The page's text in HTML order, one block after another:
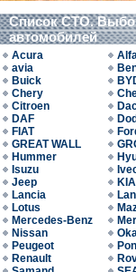
Список СТО.
автомобилей
Acura
avia
Buick
Chery
Citroen
DAF
FIAT
GREAT WALL
Hummer
Isuzu
Jeep
KIA
Lancia
Lotus
Mercedes-Benz
Nissan
Peugeot
Renault